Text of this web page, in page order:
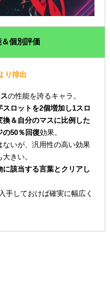
個別評価
り排出
の性能を誇るキャラ。
スロットを2個増加し1スロ
＆自分のマスに比例した
の50％回復効果。
ないが、汎用性の高い効果
きい。
に該当する言葉とクリアし
手しておけば確実に幅広く